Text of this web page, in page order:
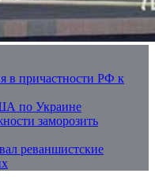
в причастности РФ к
по Украине
заморозить
реваншистские